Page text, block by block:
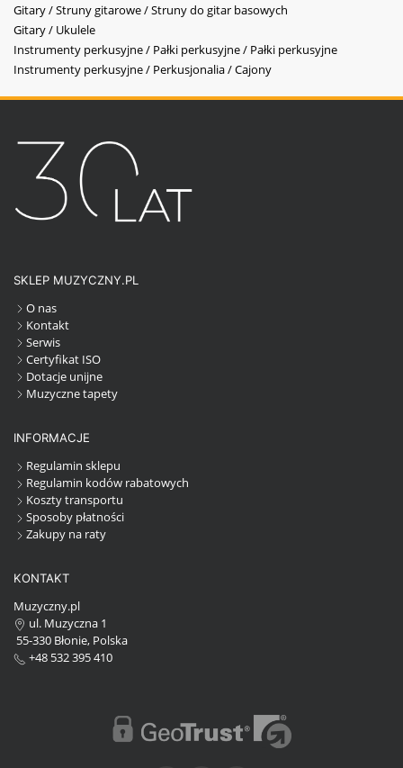
Gitary / Struny gitarowe / Struny do gitar basowych
Gitary / Ukulele
Instrumenty perkusyjne / Pałki perkusyjne / Pałki perkusyjne
Instrumenty perkusyjne / Perkusjonalia / Cajony
SKLEP MUZYCZNY.PL
O nas
Kontakt
Serwis
Certyfikat ISO
Dotacje unijne
Muzyczne tapety
INFORMACJE
Regulamin sklepu
Regulamin kodów rabatowych
Koszty transportu
Sposoby płatności
Zakupy na raty
KONTAKT
Muzyczny.pl
ul. Muzyczna 1
55-330 Błonie, Polska
+48 532 395 410